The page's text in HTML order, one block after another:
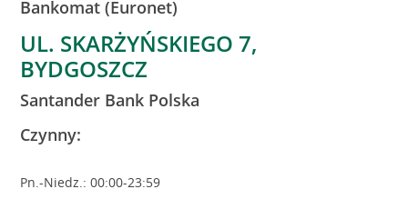
Bankomat (Euronet)
UL. SKARŻYŃSKIEGO 7,
BYDGOSZCZ
Santander Bank Polska
Czynny:
Pn.-Niedz.: 00:00-23:59